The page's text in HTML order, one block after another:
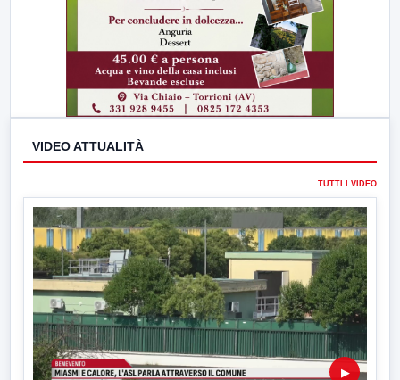
VIDEO ATTUALITÀ
TUTTI I VIDEO
▶